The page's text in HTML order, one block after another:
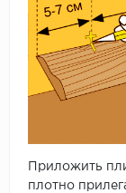
Приложить
плотно